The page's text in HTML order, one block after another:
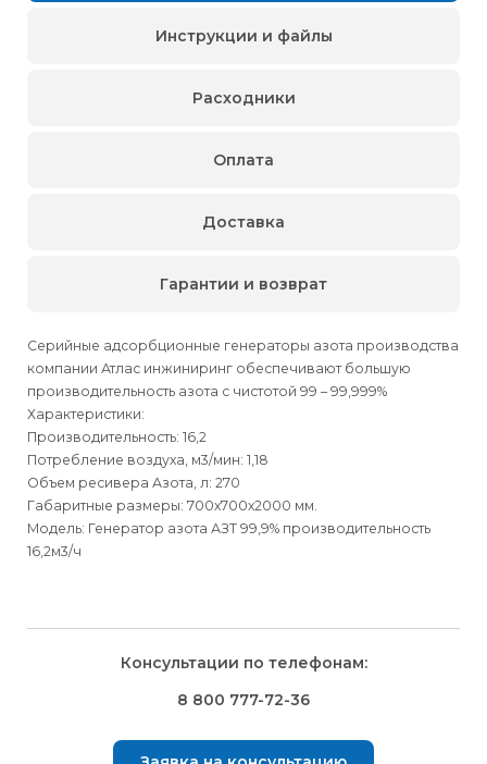
Серийные адсорбционные генераторы азота производства
компании Атлас инжиниринг обеспечивают большую
производительность азота с чистотой 99 – 99,999%
Характеристики:
Производительность: 16,2
Потребление воздуха, м3/мин: 1,18
Объем ресивера Азота, л: 270
Габаритные размеры: 700х700х2000 мм.
Модель: Генератор азота АЗТ 99,9% производительность
16,2м3/ч
Инструкции и файлы
Расходники
Оплата
лиц
Способ оплаты
Выбрать вид оплаты Вы сможете в Корзине при
лиц
Доставка
Способыдоставки
Доставка осуществляется транспортными компаниями и
оплачивается покупателем при получении заказа.
Транспортную компанию Вы сможете выбрать в Корзине
Гарантии и возврат
лиц
Правила возврата товара, приобретённого
лиц
Консультации по телефонам:
8 800 777-72-36